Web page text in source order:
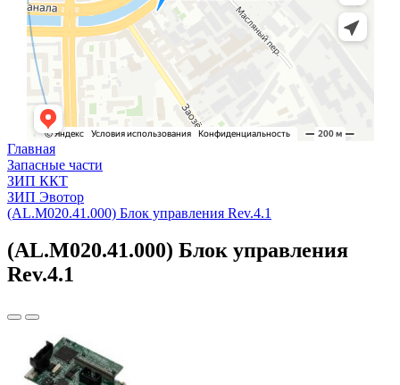
Главная
Запасные части
ЗИП ККТ
ЗИП Эвотор
(AL.M020.41.000) Блок управления Rev.4.1
(AL.M020.41.000) Блок управления
Rev.4.1